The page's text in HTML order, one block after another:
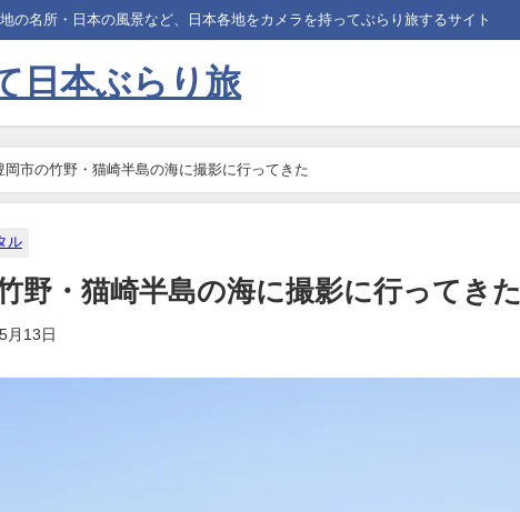
の名所・日本の風景など、日本各地をカメラを持ってぶらり旅するサイト
日本ぶらり旅
岡市の竹野・猫崎半島の海に撮影に行ってきた
ル
野・猫崎半島の海に撮影に行ってきた
月13日